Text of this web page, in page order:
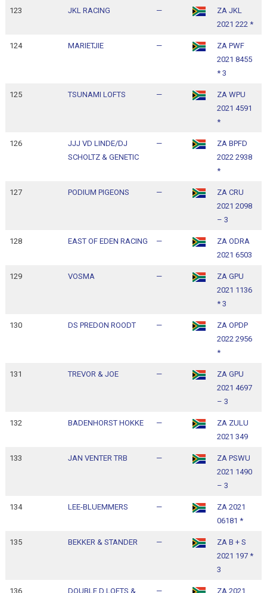
123 JKL RACING —
ZA JKL
2021 222 *
124 MARIETJIE —
ZA PWF
2021 8455
* 3
125 TSUNAMI LOFTS —
ZA WPU
2021 4591
*
126
JJJ VD LINDE/DJ
SCHOLTZ & GENETIC
—
ZA BPFD
2022 2938
*
127 PODIUM PIGEONS —
ZA CRU
2021 2098
– 3
128 EAST OF EDEN RACING —
ZA ODRA
2021 6503
129 VOSMA —
ZA GPU
2021 1136
* 3
130 DS PREDON ROODT —
ZA OPDP
2022 2956
*
131 TREVOR & JOE —
ZA GPU
2021 4697
– 3
132 BADENHORST HOKKE —
ZA ZULU
2021 349
133 JAN VENTER TRB —
ZA PSWU
2021 1490
– 3
134 LEE-BLUEMMERS —
ZA 2021
06181 *
135 BEKKER & STANDER —
ZA B + S
2021 197 *
3
136
DOUBLE D LOFTS &
—
ZA 2021